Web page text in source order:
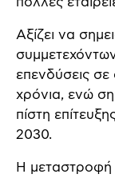
Αξίζει να
επενδύσεις
χρόνια, ενώ
πίστη
2030.
Η μεταστροφή